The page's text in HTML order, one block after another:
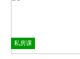
私房课